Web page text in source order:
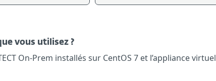
vous utilisez ?
On-Prem installés sur CentOS 7 et l’appliance